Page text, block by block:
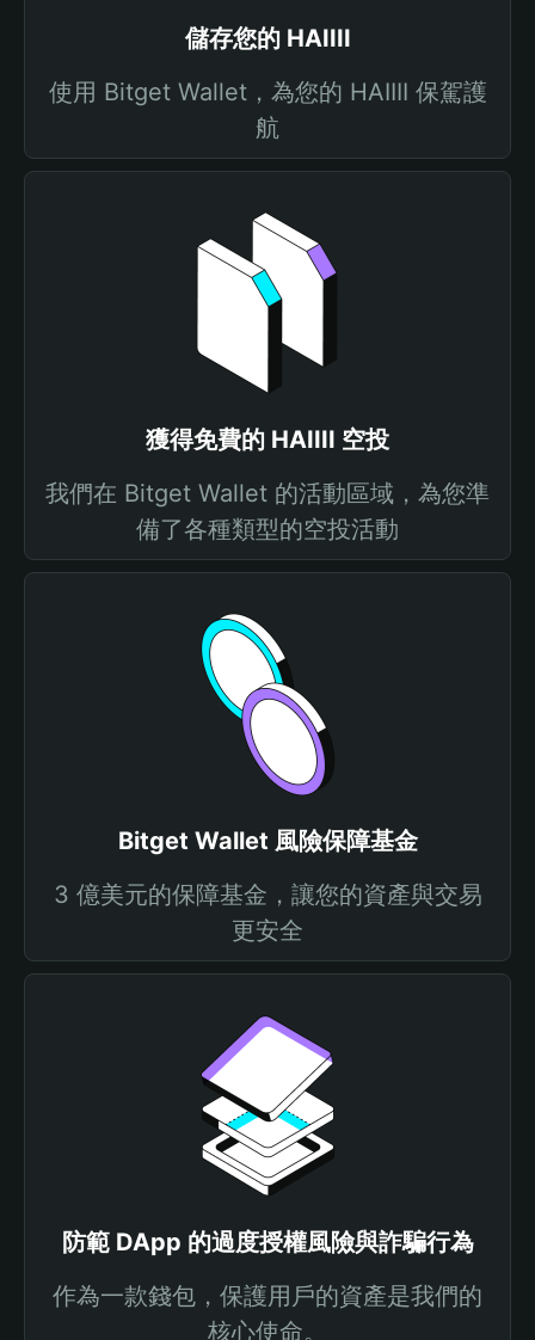
儲存您的 HAIIII
使用 Bitget Wallet，為您的 HAIIII 保駕護
航
獲得免費的 HAIIII 空投
我們在 Bitget Wallet 的活動區域，為您準
備了各種類型的空投活動
Bitget Wallet 風險保障基金
3 億美元的保障基金，讓您的資產與交易
更安全
防範 DApp 的過度授權風險與詐騙行為
作為一款錢包，保護用戶的資產是我們的
核心使命。